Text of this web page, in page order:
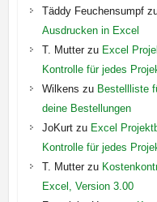
Täddy Feuchensumpf
Ausdrucken in Excel
T. Mutterzu Excel
Kontrolle für jedes
Wilkens zu Bestellliste
deine Bestellungen
JoKurtzu Excel
Kontrolle für jedes
T. Mutterzu
Excel, Version 3.00